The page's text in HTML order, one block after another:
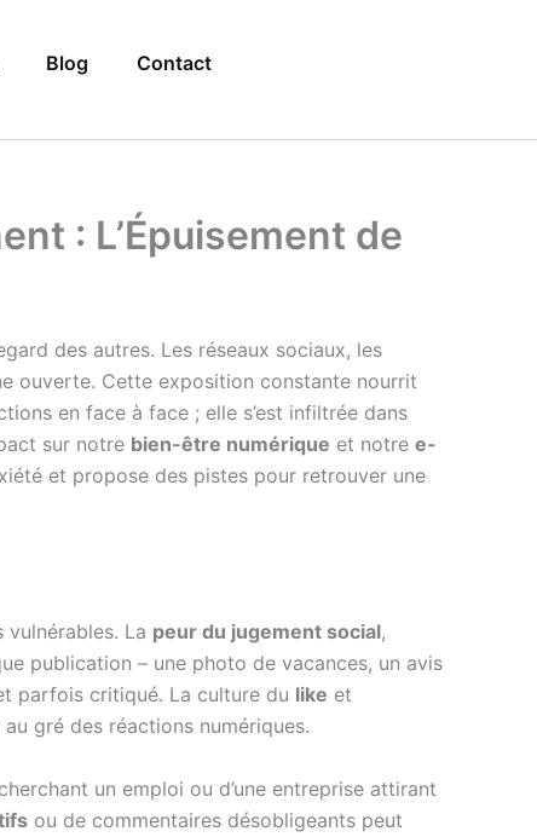
Blog Contact
: L’Épuisement de
des autres. Les réseaux sociaux, les
ouverte. Cette exposition constante nourrit
en face à face ; elle s’est infiltrée dans
sur notre bien-être numérique et notre e-
et propose des pistes pour retrouver une
La peur du jugement social,
publication – une photo de vacances, un avis
parfois critiqué. La culture du like et
gré des réactions numériques.
cherchant un emploi ou d’une entreprise attirant
ou de commentaires désobligeants peut